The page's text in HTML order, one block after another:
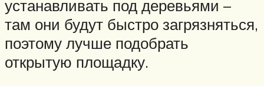
устанавливать под деревьями –
там они будут быстро загрязняться,
поэтому лучше подобрать
открытую площадку.